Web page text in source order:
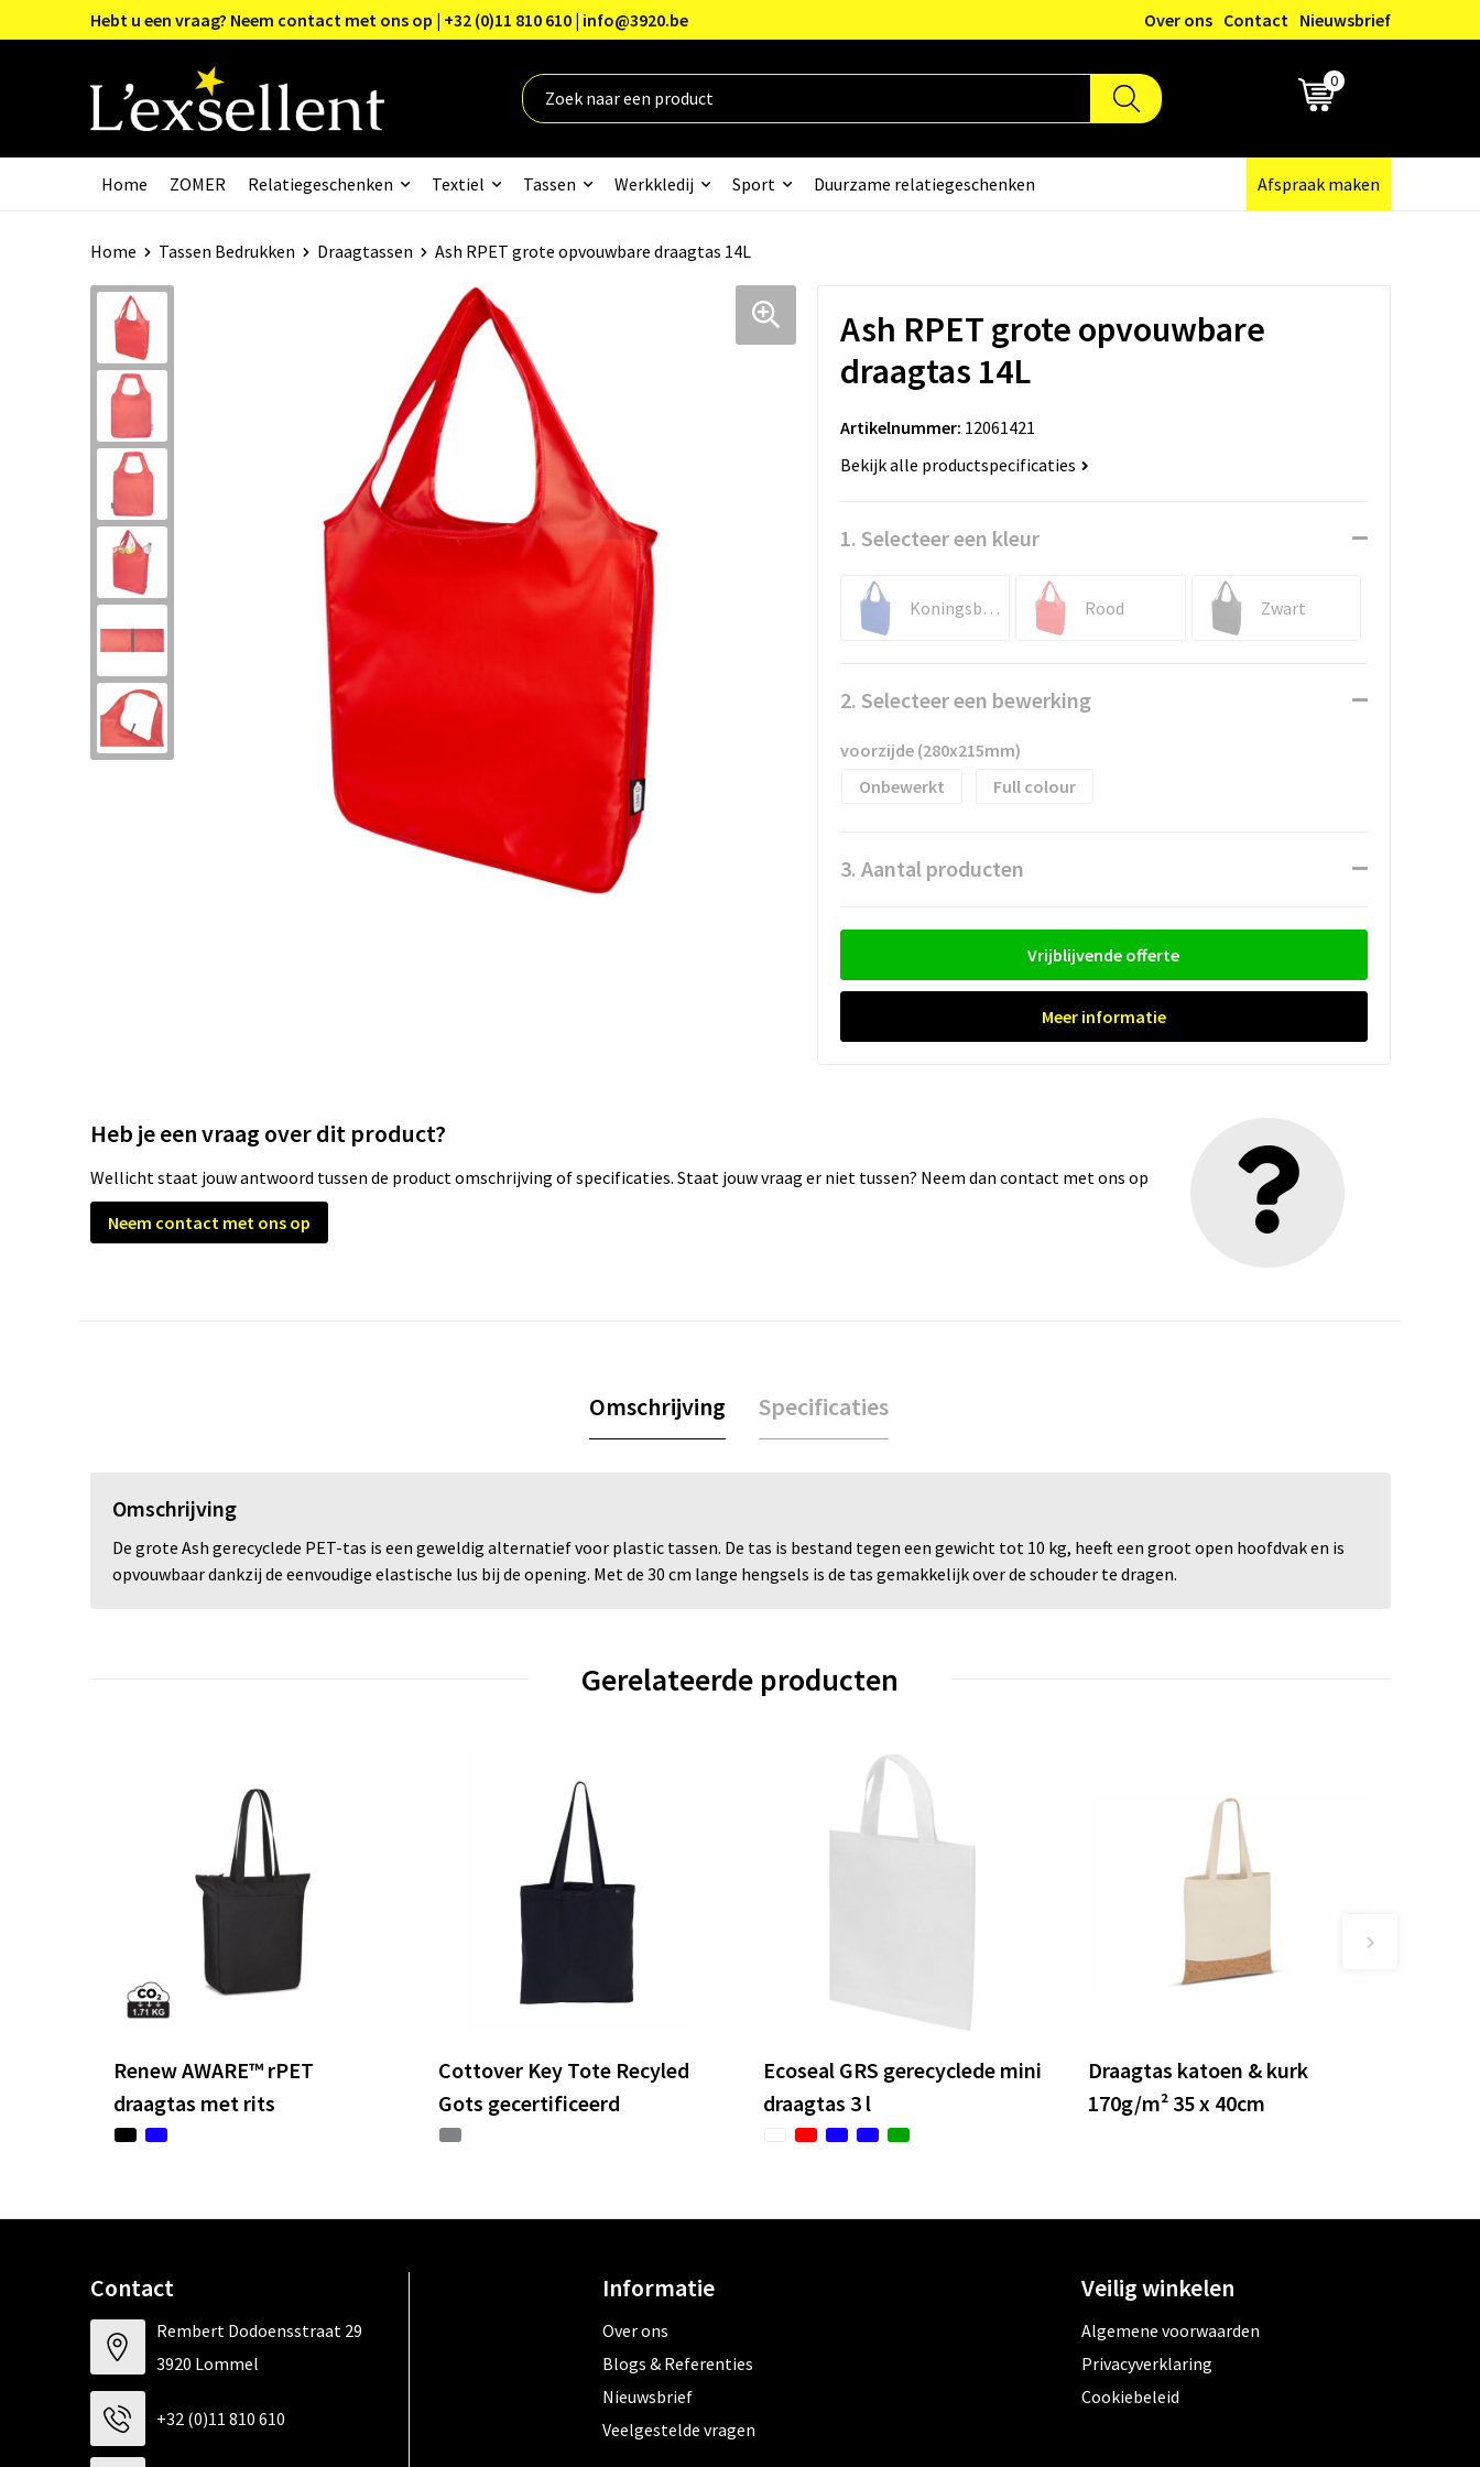
Hebt u een vraag? Neem contact met ons op | +32 (0)11 810 610 | info@3920.be Over ons Contact Nieuwsbrief
0
Home ZOMER Relatiegeschenken Textiel Tassen Werkkledij Sport Duurzame relatiegeschenken Afspraak maken
Home Tassen Bedrukken Draagtassen Ash RPET grote opvouwbare draagtas 14L
Ash RPET grote opvouwbare
draagtas 14L
Artikelnummer: 12061421
Bekijk alle productspecificaties
1. Selecteer een kleur
Koningsblauw Rood Zwart
2. Selecteer een bewerking
voorzijde (280x215mm)
Onbewerkt
Full colour
3. Aantal producten
Vrijblijvende offerte
Meer informatie
Heb je een vraag over dit product?
Wellicht staat jouw antwoord tussen de product omschrijving of specificaties. Staat jouw vraag er niet tussen? Neem dan contact met ons op
Neem contact met ons op
Omschrijving Specificaties
Omschrijving
De grote Ash gerecyclede PET-tas is een geweldig alternatief voor plastic tassen. De tas is bestand tegen een gewicht tot 10 kg, heeft een groot open hoofdvak en is
opvouwbaar dankzij de eenvoudige elastische lus bij de opening. Met de 30 cm lange hengsels is de tas gemakkelijk over de schouder te dragen.
Gerelateerde producten
Renew AWARE™ rPET
draagtas met rits
Cottover Key Tote Recyled
Gots gecertificeerd
Ecoseal GRS gerecyclede mini
draagtas 3 l
Draagtas katoen & kurk
170g/m² 35 x 40cm
Contact
Rembert Dodoensstraat 29
3920 Lommel
+32 (0)11 810 610
Informatie
Over ons
Blogs & Referenties
Nieuwsbrief
Veelgestelde vragen
Veilig winkelen
Algemene voorwaarden
Privacyverklaring
Cookiebeleid